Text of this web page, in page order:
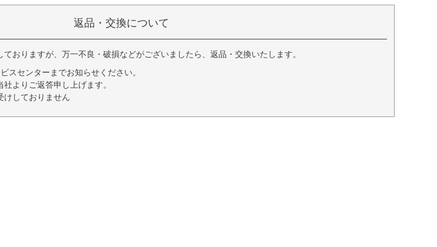
返品・交換について
おりますが、万一不良・破損などがございましたら、返品・交換いたします。
スセンターまでお知らせください。
よりご返答申し上げます。
しておりません